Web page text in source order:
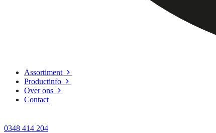
Assortiment
Productinfo
Over ons
Contact
0348 414 204